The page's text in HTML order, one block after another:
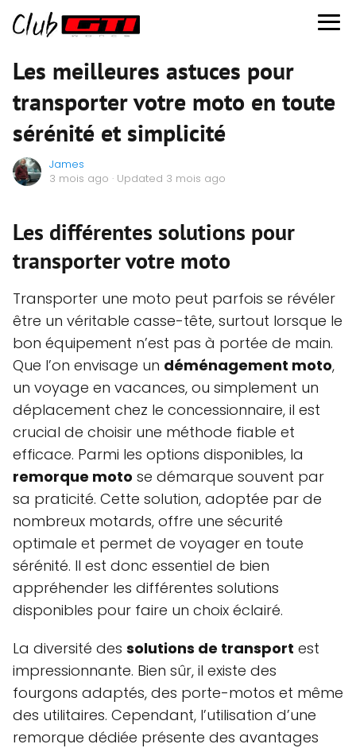
Les meilleures astuces pour
transporter votre moto en toute
sérénité et simplicité
James
3 mois ago · Updated 3 mois ago
Les différentes solutions pour
transporter votre moto
Transporter une moto peut parfois se révéler
être un véritable casse-tête, surtout lorsque le
bon équipement n’est pas à portée de main.
Que l’on envisage un déménagement moto,
un voyage en vacances, ou simplement un
déplacement chez le concessionnaire, il est
crucial de choisir une méthode fiable et
efficace. Parmi les options disponibles, la
remorque moto se démarque souvent par
sa praticité. Cette solution, adoptée par de
nombreux motards, offre une sécurité
optimale et permet de voyager en toute
sérénité. Il est donc essentiel de bien
appréhender les différentes solutions
disponibles pour faire un choix éclairé.
La diversité des solutions de transport est
impressionnante. Bien sûr, il existe des
fourgons adaptés, des porte-motos et même
des utilitaires. Cependant, l’utilisation d’une
remorque dédiée présente des avantages